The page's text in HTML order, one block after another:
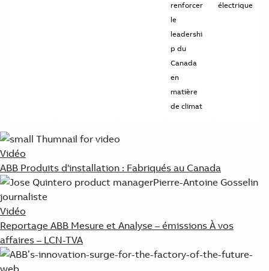
renforcer
le
leadershi
p du
Canada
en
matière
de climat
électrique
Vidéo
ABB Produits d'installation : Fabriqués au Canada
Vidéo
Reportage ABB Mesure et Analyse – émissions À vos
affaires – LCN-TVA